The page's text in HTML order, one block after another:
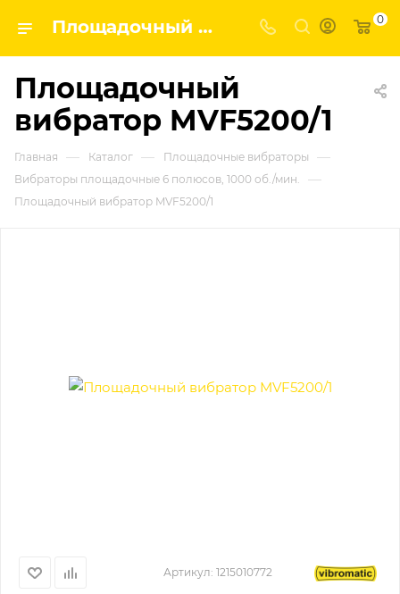
Площадочный вибратор MVF5200/1 | Завод строительных и промышленных механизмов VPK 0
Площадочный
вибратор MVF5200/1
Главная — Каталог — Площадочные вибраторы —
Вибраторы площадочные 6 полюсов, 1000 об./мин. —
Площадочный вибратор MVF5200/1
Артикул: 1215010772